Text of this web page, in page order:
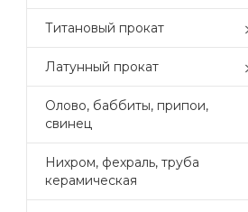
Титановый прокат
Латунный прокат
Олово, баббиты, припои,
свинец
Нихром, фехраль, труба
керамическая